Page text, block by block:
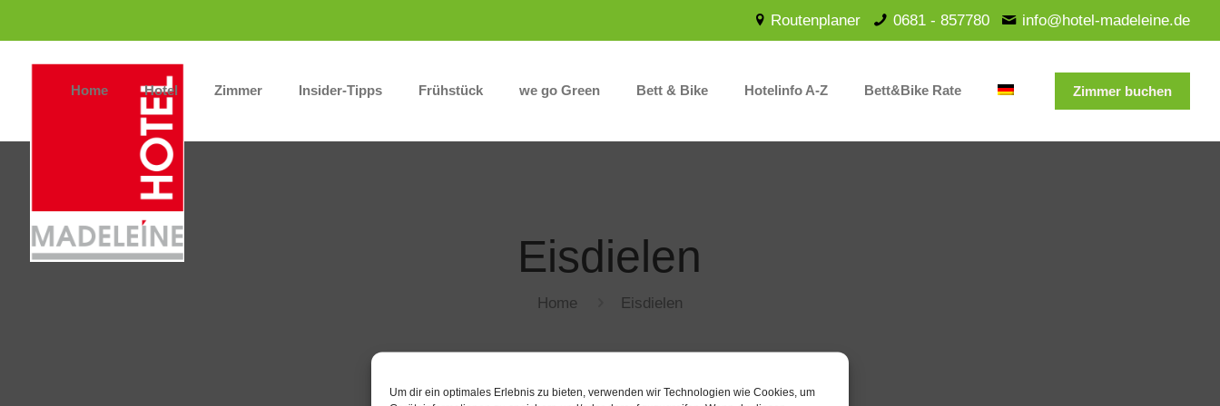
Um dir ein optimales Erlebnis zu bieten, verwenden wir Technologien wie Cookies, um
Routenplaner 0681 - 857780 info@hotel-madeleine.de
Home Hotel Zimmer Insider-Tipps Frühstück we go Green Bett & Bike Hotelinfo A-Z Bett&Bike Rate Zimmer buchen
Eisdielen
Home Eisdielen